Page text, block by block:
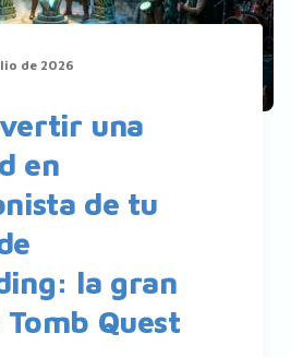
de 2026
una
en
de tu
la gran
Quest